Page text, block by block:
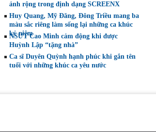
ảnh rộng trong định dạng SCREENX
Huy Quang, Mỹ Đăng, Đông Triều mang ba
màu sắc riêng làm sống lại những ca khúc
kỷ niệm
NSƯT Cao Minh cảm động khi được
Huỳnh Lập “tặng nhà”
Ca sĩ Duyên Quỳnh hạnh phúc khi gắn tên
tuổi với những khúc ca yêu nước